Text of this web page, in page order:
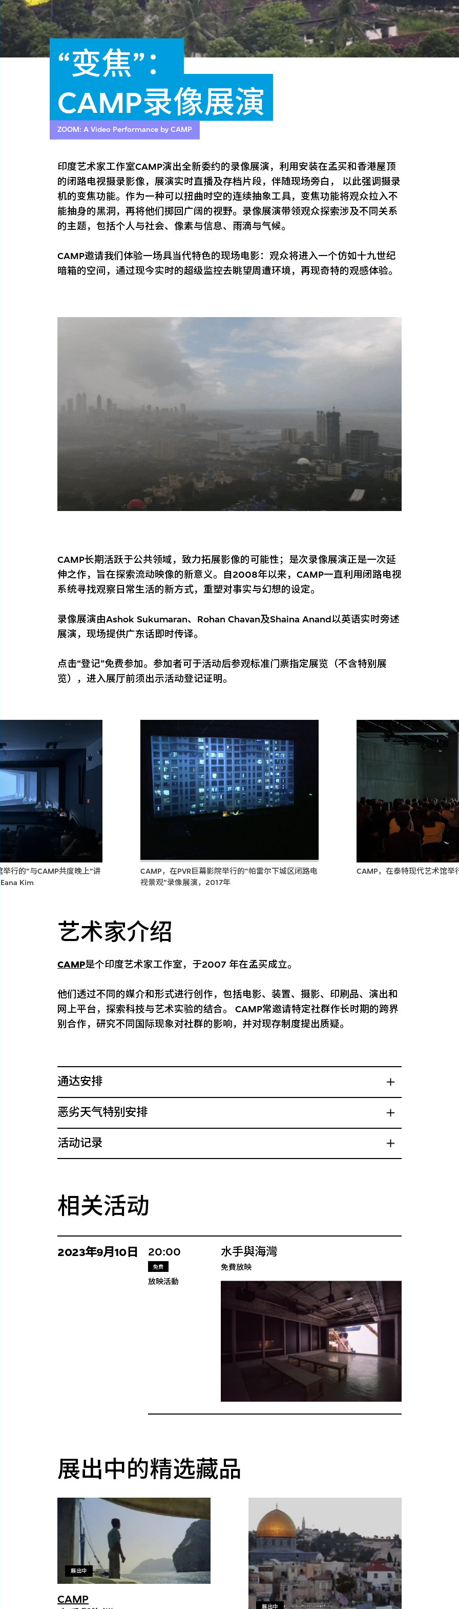
“变焦”：
CAMP录像展演
ZOOM: A Video Performance by CAMP
印度艺术家工作室CAMP演出全新委约的录像展演，利用安装在孟买和香港屋顶
的闭路电视摄录影像，展演实时直播及存档片段，伴随现场旁白， 以此强调摄录
机的变焦功能。作为一种可以扭曲时空的连续抽象工具，变焦功能将观众拉入不
能抽身的黑洞，再将他们掷回广阔的视野。录像展演带领观众探索涉及不同关系
的主题，包括个人与社会、像素与信息、雨滴与气候。
CAMP邀请我们体验一场具当代特色的现场电影：观众将进入一个仿如十九世纪
暗箱的空间，通过现今实时的超级监控去眺望周遭环境，再现奇特的观感体验。
CAMP长期活跃于公共领域，致力拓展影像的可能性；是次录像展演正是一次延
伸之作，旨在探索流动映像的新意义。自2008年以来，CAMP一直利用闭路电视
系统寻找观察日常生活的新方式，重塑对事实与幻想的设定。
录像展演由Ashok Sukumaran、Rohan Chavan及Shaina Anand以英语实时旁述
展演，现场提供广东话即时传译。
点击“登记”免费参加。参加者可于活动后参观标准门票指定展览（不含特别展
览），进入展厅前须出示活动登记证明。
CAMP，在PVR巨幕影院举行的“帕雷尔下城区闭路电
视景观”录像展演，2017年
CAMP，在泰特现代艺术馆
举行的“与CAMP共度晚上”讲
Kim
艺术家介绍
CAMP是个印度艺术家工作室，于2007 年在孟买成立。
他们透过不同的媒介和形式进行创作，包括电影、装置、摄影、印刷品、演出和
网上平台，探索科技与艺术实验的结合。 CAMP常邀请特定社群作长时期的跨界
别合作，研究不同国际现象对社群的影响，并对现存制度提出质疑。
通达安排
恶劣天气特别安排
活动记录
相关活动
2023年9月10日 20:00
免费
放映活動
水手與海灣
免費放映
展出中的精选藏品
CAMP
展出中
展出中